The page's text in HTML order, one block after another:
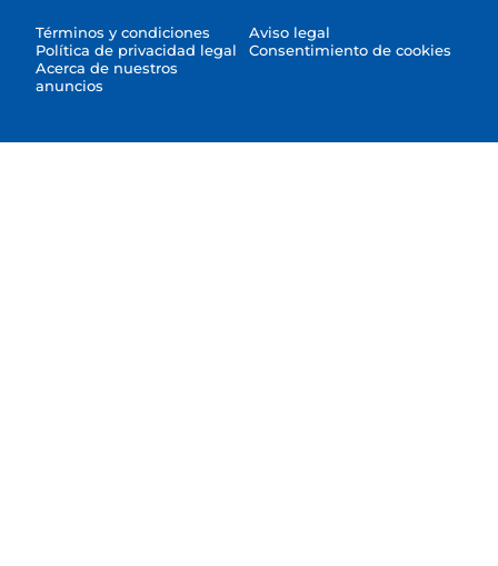
Términos y condiciones
Política de privacidad legal
Acerca de nuestros
anuncios
Aviso legal
Consentimiento de cookies